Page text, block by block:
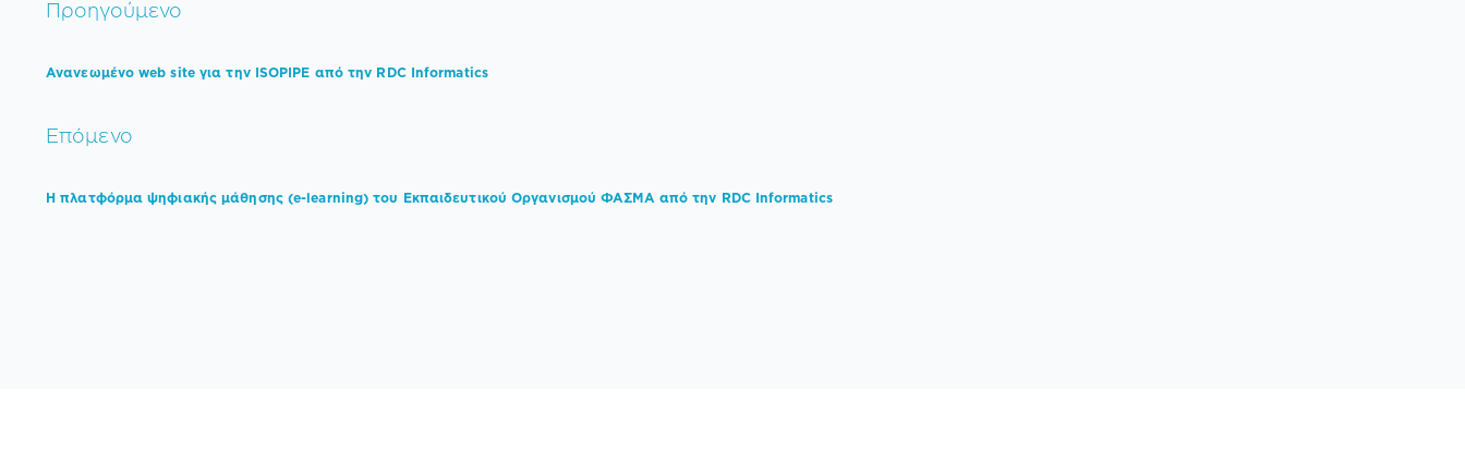
Προηγούμενο
Ανανεωμένο web site για την ISOPIPE από την RDC Informatics
Επόμενο
Η πλατφόρμα ψηφιακής μάθησης (e-learning) του Εκπαιδευτικού Οργανισμού ΦΑΣΜΑ από την RDC Informatics